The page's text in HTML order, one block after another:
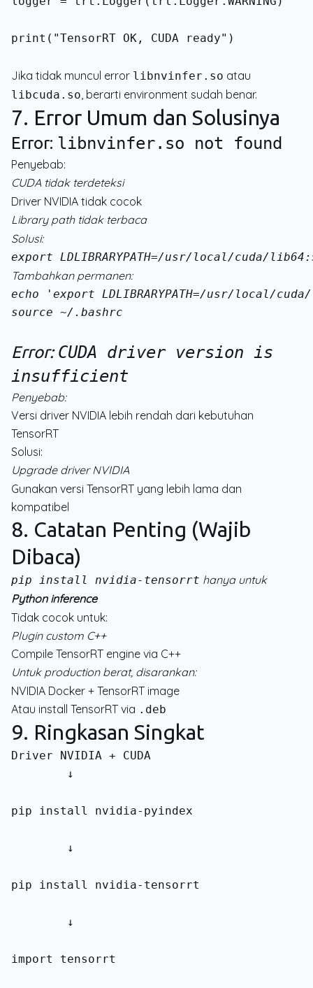
print("TensorRT OK, CUDA ready")
Jika tidak muncul error libnvinfer.so atau
libcuda.so, berarti environment sudah benar.
7. Error Umum dan Solusinya
Error: libnvinfer.so not found
Penyebab:
CUDA tidak terdeteksi
Driver NVIDIA tidak cocok
Library path tidak terbaca
Solusi:
export LDLIBRARYPATH=/usr/local/cuda/
Tambahkan permanen:
echo 'export LDLIBRARYPATH=/usr/local/
source ~/.bashrc
Error:CUDA driver version is
insufficient
Penyebab:
Versi driver NVIDIA lebih rendah dari kebutuhan
TensorRT
Solusi:
Upgrade driver NVIDIA
Gunakan versi TensorRT yang lebih lama dan
kompatibel
8. Catatan Penting (Wajib
Dibaca)
pip install nvidia-tensorrt hanya untuk
Python inference
Tidak cocok untuk:
Plugin custom C++
Compile TensorRT engine via C++
Untuk production berat, disarankan:
NVIDIA Docker + TensorRT image
Atau install TensorRT via .deb
9. Ringkasan Singkat
        ↓
pip install nvidia-pyindex
        ↓
pip install nvidia-tensorrt
        ↓
import tensorrt